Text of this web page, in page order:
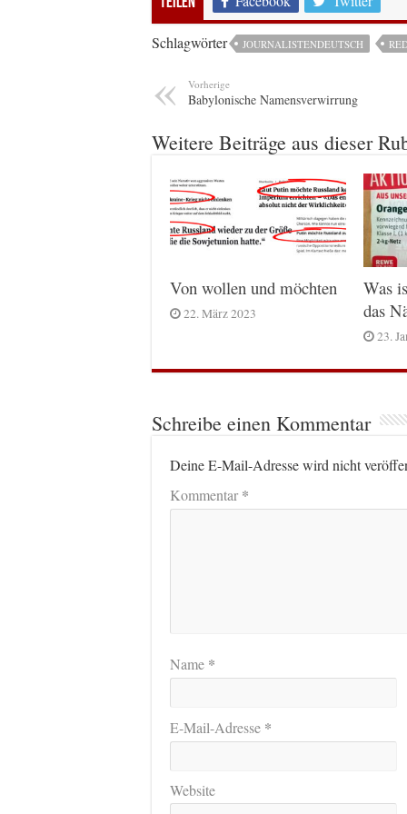
Schlagwörter JOURNALISTENDEUTSCH
Vorherige
Babylonische Namensverwirrung
Weitere Beiträge aus dieser
Von wollen und möchten
22. März 2023
Was
das
23.
Schreibe einen Kommentar
Deine E-Mail-Adresse wird nicht
Kommentar*
Name *
E-Mail-Adresse *
Website